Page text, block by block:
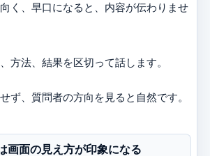
く、早口になると、内容が伝わりませ
方法、結果を区切って話します。
ず、質問者の方向を見ると自然です。
画面の見え方が印象になる